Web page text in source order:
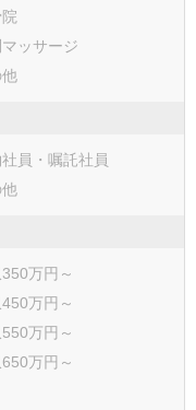
鶴見区
平野区
中央区
区
区
ッサージ
員・嘱託社員
万円～
万円～
万円～
万円～